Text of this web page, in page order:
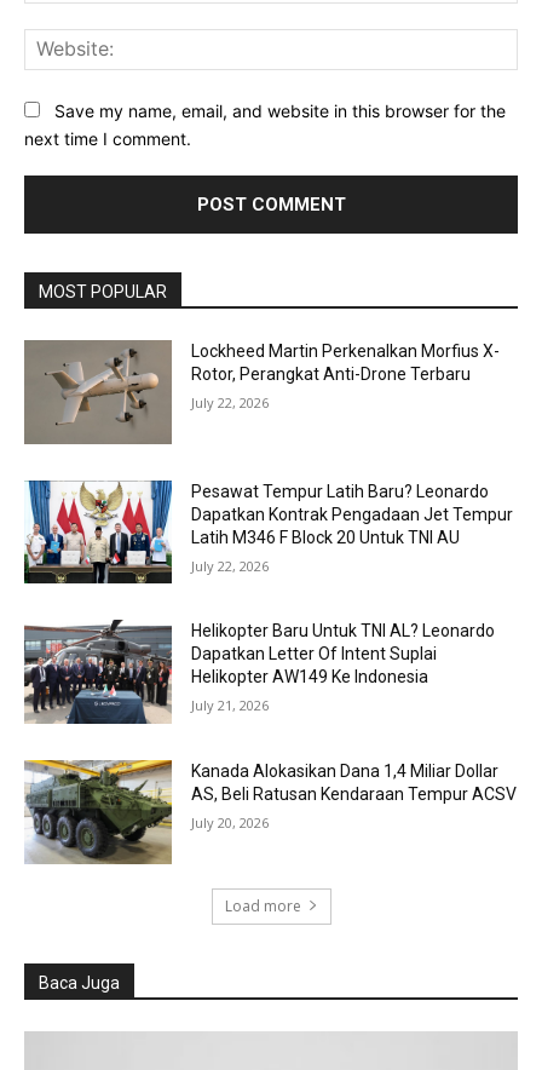
Save my name, email, and website in this browser for the
next time I comment.
MOST POPULAR
Lockheed Martin Perkenalkan Morfius X-
Rotor, Perangkat Anti-Drone Terbaru
July 22, 2026
Pesawat Tempur Latih Baru? Leonardo
Dapatkan Kontrak Pengadaan Jet Tempur
Latih M346 F Block 20 Untuk TNI AU
July 22, 2026
Helikopter Baru Untuk TNI AL? Leonardo
Dapatkan Letter Of Intent Suplai
Helikopter AW149 Ke Indonesia
July 21, 2026
Kanada Alokasikan Dana 1,4 Miliar Dollar
AS, Beli Ratusan Kendaraan Tempur ACSV
July 20, 2026
Load more
Baca Juga